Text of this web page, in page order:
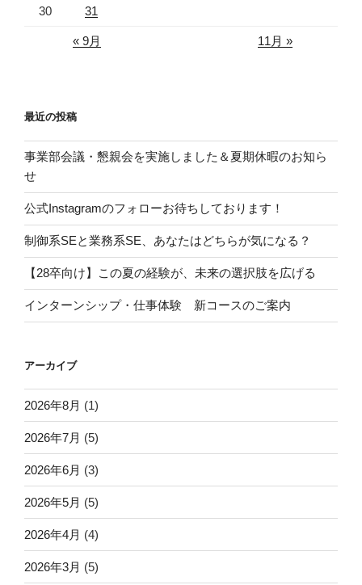
30 31
« 9月 11月 »
最近の投稿
事業部会議・懇親会を実施しました＆夏期休暇のお知ら
せ
公式Instagramのフォローお待ちしております！
制御系SEと業務系SE、あなたはどちらが気になる？
【28卒向け】この夏の経験が、未来の選択肢を広げる
インターンシップ・仕事体験 新コースのご案内
アーカイブ
2026年8月 (1)
2026年7月 (5)
2026年6月 (3)
2026年5月 (5)
2026年4月 (4)
2026年3月 (5)